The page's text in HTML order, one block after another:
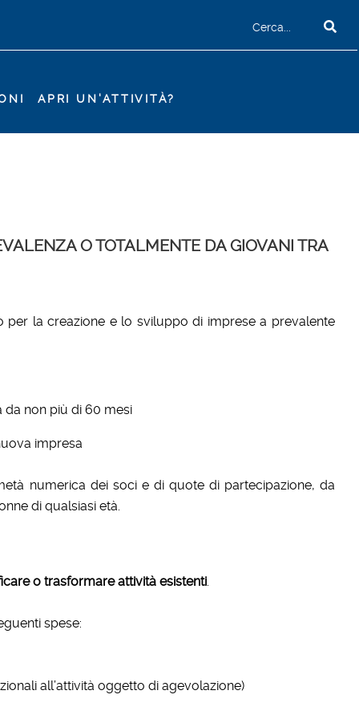
APRI UN'ATTIVITÀ?
O TOTALMENTE DA GIOVANI TRA
per la creazione e lo sviluppo di imprese a prevalente
da non più di 60 mesi
impresa
numerica dei soci e di quote di partecipazione, da
di qualsiasi età.
o trasformare attività esistenti.
spese:
all’attività oggetto di agevolazione)